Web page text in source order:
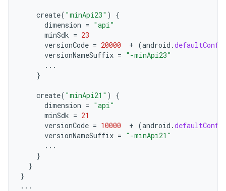
create( "minApi23" )
{
dimension = "api"
minSdk = 23
versionCode = 20000 + (android .
versionNameSuffix = "-minApi23"
...
}
create( "minApi21" )
{
dimension = "api"
minSdk = 21
versionCode = 10000 + (android .
versionNameSuffix = "-minApi21"
...
}
}
}
...